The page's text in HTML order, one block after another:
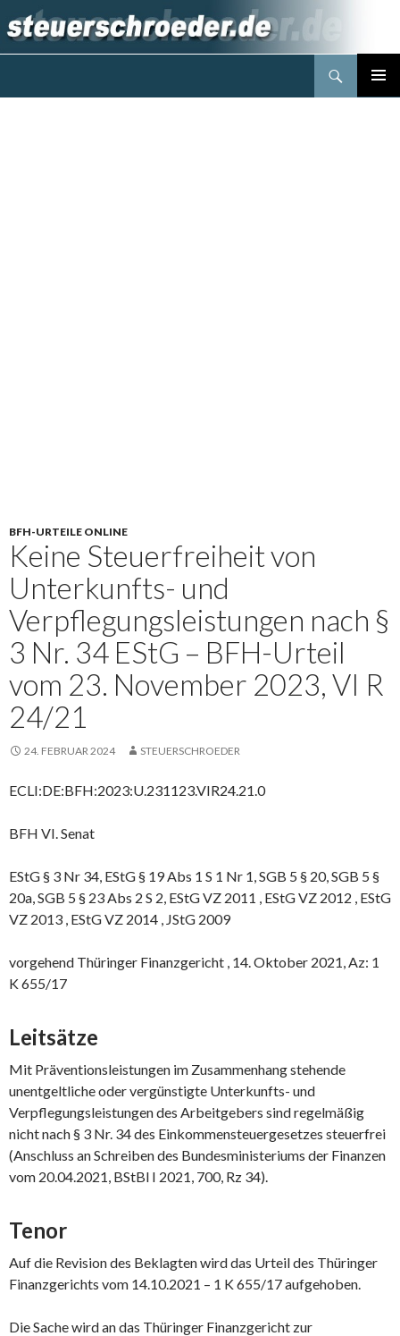
BFH-URTEILE ONLINE
Keine Steuerfreiheit von
Unterkunfts- und
Verpflegungsleistungen nach §
3 Nr. 34 EStG – BFH-Urteil
vom 23. November 2023, VI R
24/21
24. FEBRUAR 2024 STEUERSCHROEDER
ECLI:DE:BFH:2023:U.231123.VIR24.21.0
BFH VI. Senat
EStG § 3 Nr 34, EStG § 19 Abs 1 S 1 Nr 1, SGB 5 § 20, SGB 5 §
20a, SGB 5 § 23 Abs 2 S 2, EStG VZ 2011 , EStG VZ 2012 , EStG
VZ 2013 , EStG VZ 2014 , JStG 2009
vorgehend Thüringer Finanzgericht , 14. Oktober 2021, Az: 1
K 655/17
Leitsätze
Mit Präventionsleistungen im Zusammenhang stehende
unentgeltliche oder vergünstigte Unterkunfts- und
Verpflegungsleistungen des Arbeitgebers sind regelmäßig
nicht nach § 3 Nr. 34 des Einkommensteuergesetzes steuerfrei
(Anschluss an Schreiben des Bundesministeriums der Finanzen
vom 20.04.2021, BStBl I 2021, 700, Rz 34).
Tenor
Auf die Revision des Beklagten wird das Urteil des Thüringer
Finanzgerichts vom 14.10.2021 – 1 K 655/17 aufgehoben.
Die Sache wird an das Thüringer Finanzgericht zur